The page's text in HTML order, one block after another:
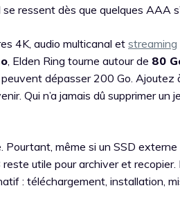
ressent dès que quelques AAA
4K, audio multicanal et streaming
, Elden Ring tourne autour de 80
dépasser 200 Go. Ajoutez
Qui n’a jamais dû supprimer un
Pourtant, même si un SSD
reste utile pour archiver et
: téléchargement, installation,